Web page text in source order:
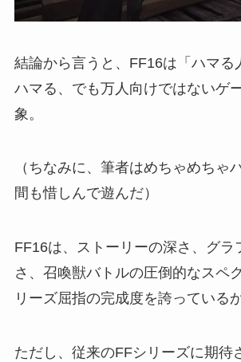
結論から言うと、FF16は「ハマる
ハマる、でも万人向けではないゲ
象。
（ちなみに、筆者はめちゃめちゃ
間も惜しんで遊んだ）
FF16は、ストーリーの深さ、グラ
さ、召喚獣バトルの圧倒的なスペ
リーズ屈指の完成度を誇っている
ただし、従来のFFシリーズに期待